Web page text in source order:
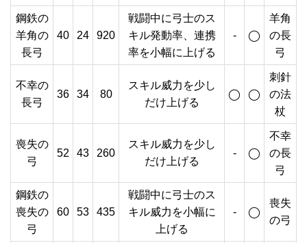
鋼鉄の
羊角の
長弓
40 24 920
戦闘中に弓士のス
キル発動率、連携
率を小幅に上げる
- ◯
羊角
の長
弓
不幸の
長弓
36 34 80
スキル威力を少し
だけ上げる
◯ ◯
刺針
の法
杖
喪失の
弓
52 43 260
スキル威力を少し
だけ上げる
- ◯
不幸
の長
弓
鋼鉄の
喪失の
弓
60 53 435
戦闘中に弓士のス
キル威力を小幅に
上げる
- ◯
喪失
の弓